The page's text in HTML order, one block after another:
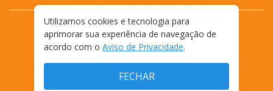
FALE CONOSCO
PRIVACIDADE
TERMOS E CONDIÇÕES DE USO
Utilizamos cookies e tecnologia para
aprimorar sua experiência de navegação de
acordo com o Aviso de Privacidade.
FECHAR